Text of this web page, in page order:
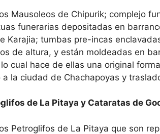
Mausoleos de Chipurik; complejo
funerarias depositadas en
Karajia; tumbas pre-incas
de altura, y están moldeadas en
cual hace de ellas una original
a la ciudad de Chachapoyas y
de La Pitaya y Cataratas de
Petroglifos de La Pitaya que son